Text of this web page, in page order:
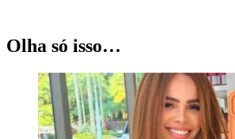
Olha só isso…